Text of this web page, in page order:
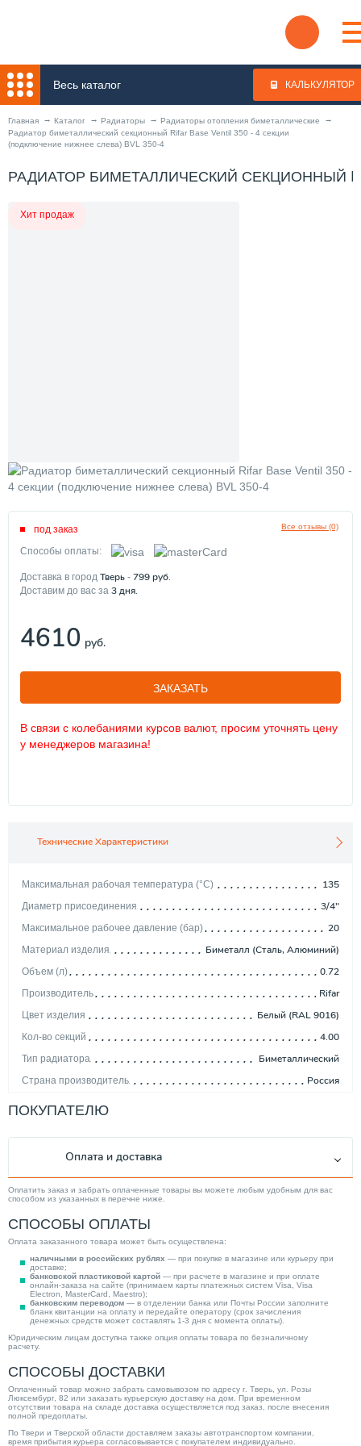
Весь каталог КАЛЬКУЛЯТОР
Главная Каталог Радиаторы
Радиаторы отопления биметаллические
Радиатор биметаллический секционный Rifar Base Ventil 350 - 4 секции
(подключение нижнее слева) BVL 350-4
РАДИАТОР БИМЕТАЛЛИЧЕСКИЙ СЕКЦИОННЫЙ
Хит продаж
Все отзывы (0)
под заказ
Способы оплаты:
Доставка в город Тверь - 799руб.
Доставим до вас за 3дня.
4610 руб.
ЗАКАЗАТЬ
В связи с колебаниями курсов валют, просим уточнять цену
у менеджеров магазина!
Технические Характеристики
Максимальная рабочая температура (°С) 135
Диаметр присоединения 3/4"
Максимальное рабочее давление (бар) 20
Материал изделия Биметалл (Сталь, Алюминий)
Объем (л) 0.72
Производитель Rifar
Цвет изделия Белый (RAL 9016)
Кол-во секций 4.00
Тип радиатора Биметаллический
Страна производитель Россия
Стиль Современный
Длина (мм)
90.00
Вес товара, нетто (кг)
Категория
ПОКУПАТЕЛЮ
Оплата и доставка
Оплатить заказ и забрать оплаченные товары вы можете любым удобным для вас
способом из указанных в перечне ниже.
СПОСОБЫ ОПЛАТЫ
Оплата заказанного товара может быть осуществлена:
наличными в российских рублях — при покупке в магазине или курьеру при
доставке;
банковской пластиковой картой — при расчете в магазине и при оплате
онлайн-заказа на сайте (принимаем карты платежных систем Visa, Visa
Electron, MasterCard, Maestro);
банковским переводом — в отделении банка или Почты России заполните
бланк квитанции на оплату и передайте оператору (срок зачисления
денежных средств может составлять 1-3 дня с момента оплаты).
Юридическим лицам доступна также опция оплаты товара по безналичному
расчету.
СПОСОБЫ ДОСТАВКИ
Оплаченный товар можно забрать самовывозом по адресу г. Тверь, ул. Розы
Люксембург, 82 или заказать курьерскую доставку на дом. При временном
отсутствии товара на складе доставка осуществляется под заказ, после внесения
полной предоплаты.
По Твери и Тверской области доставляем заказы автотранспортом компании,
время прибытия курьера согласовывается с покупателем индивидуально.